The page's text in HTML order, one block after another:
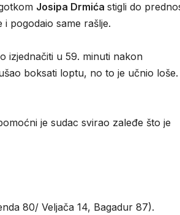
Josipa Drmića stigli do
pogodaio same rašlje.
izjednačiti u 59. minuti nakon
boksati loptu, no to je učnio loše.
je sudac svirao zaleđe što je
80/ Veljača 14, Bagadur 87).